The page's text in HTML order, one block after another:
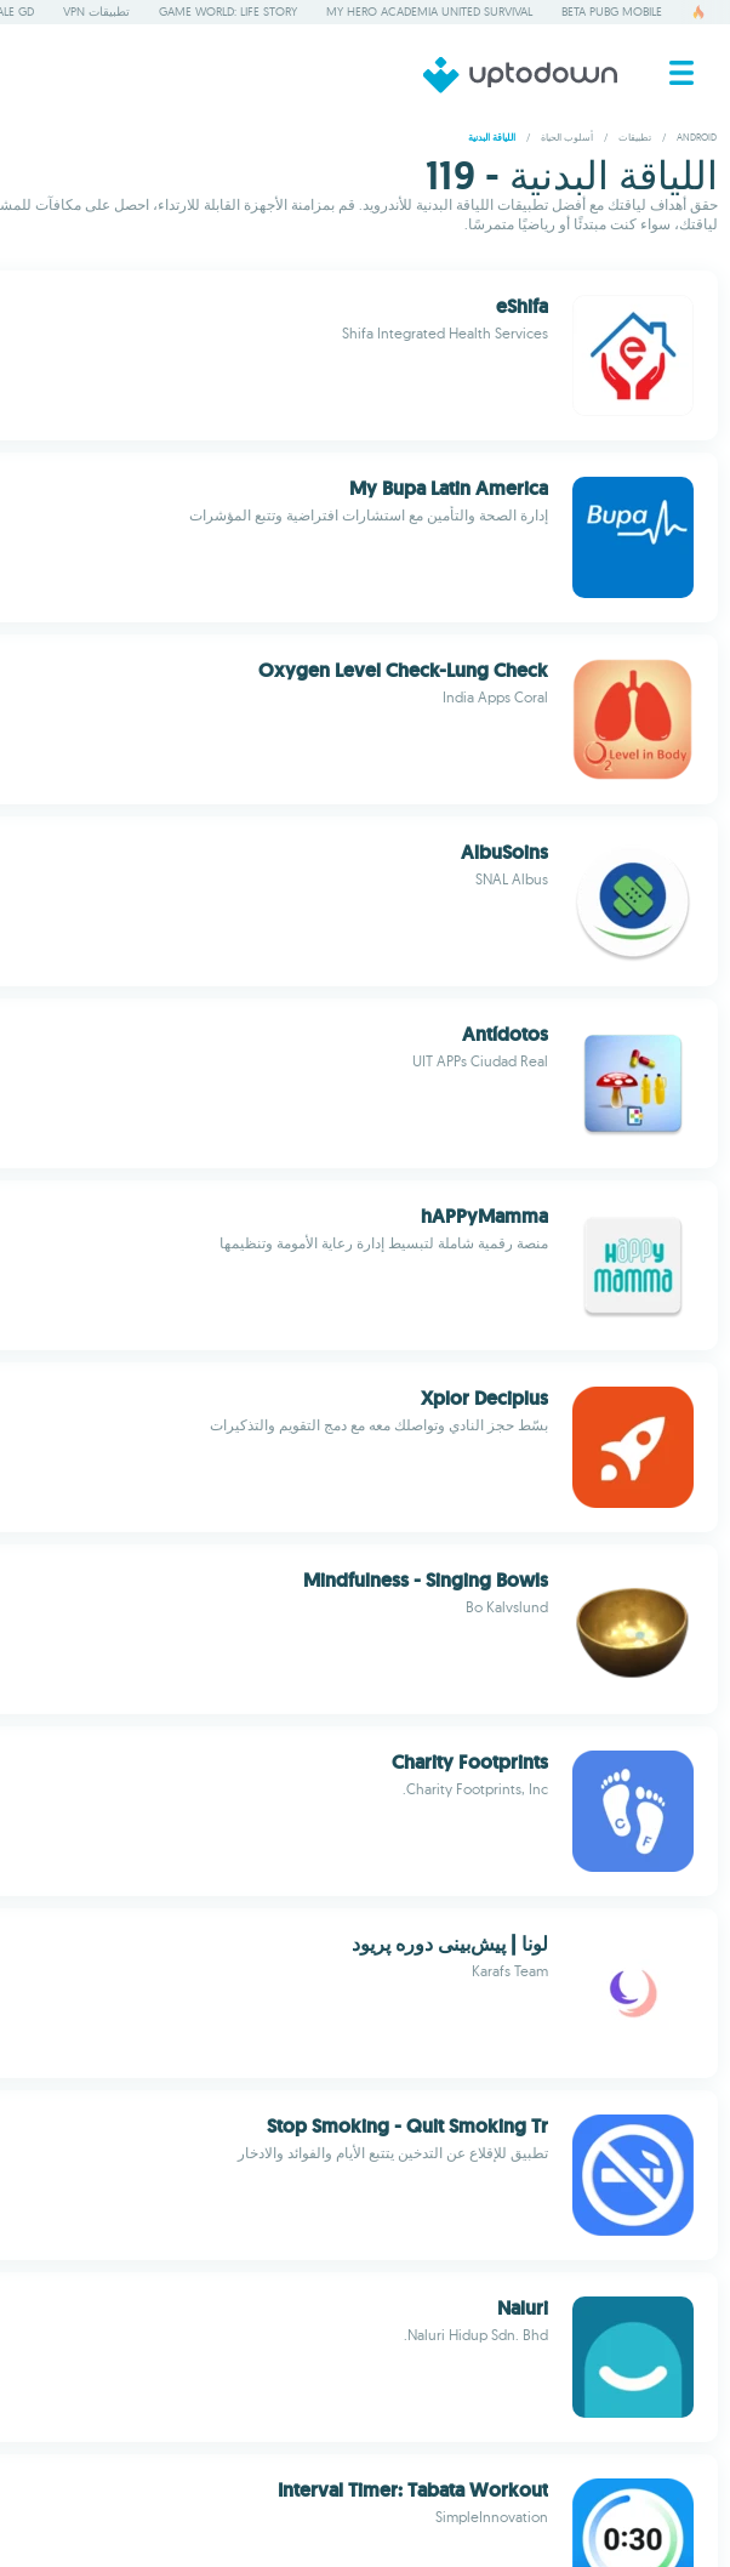
BETA PUBG MOBILE
MY HERO ACADEMIA UNITED SURVIVAL
GAME WORLD: LIFE STORY تطبيقات VPN GD
ANDROID
/ تطبيقات / أسلوب الحياة / اللياقة البدنية
اللياقة البدنية - 119
حقق أهداف لياقتك مع أفضل تطبيقات اللياقة البدنية للأندرويد. قم بمزامنة الأجهزة القابلة للارتداء، احصل على مكافآت
لياقتك، سواء كنت مبتدئًا أو رياضيًا متمرسًا.
eShifa
Shifa Integrated Health Services
My Bupa Latin America
إدارة الصحة والتأمين مع استشارات افتراضية وتتبع المؤشرات
Oxygen Level Check-Lung Check
India Apps Coral
AlbuSoins
SNAL Albus
Antídotos
UIT APPs Ciudad Real
hAPPyMamma
منصة رقمية شاملة لتبسيط إدارة رعاية الأمومة وتنظيمها
Xplor Deciplus
بسّط حجز النادي وتواصلك معه مع دمج التقويم والتذكيرات
Mindfulness - Singing Bowls
Bo Kalvslund
Charity Footprints
Charity Footprints, Inc.
لونا | پیش‌بینی دوره پریود
Karafs Team
Stop Smoking - Quit Smoking Tr
تطبيق للإقلاع عن التدخين يتتبع الأيام والفوائد والادخار
Naluri
Naluri Hidup Sdn. Bhd.
Interval Timer: Tabata Workout
SimpleInnovation